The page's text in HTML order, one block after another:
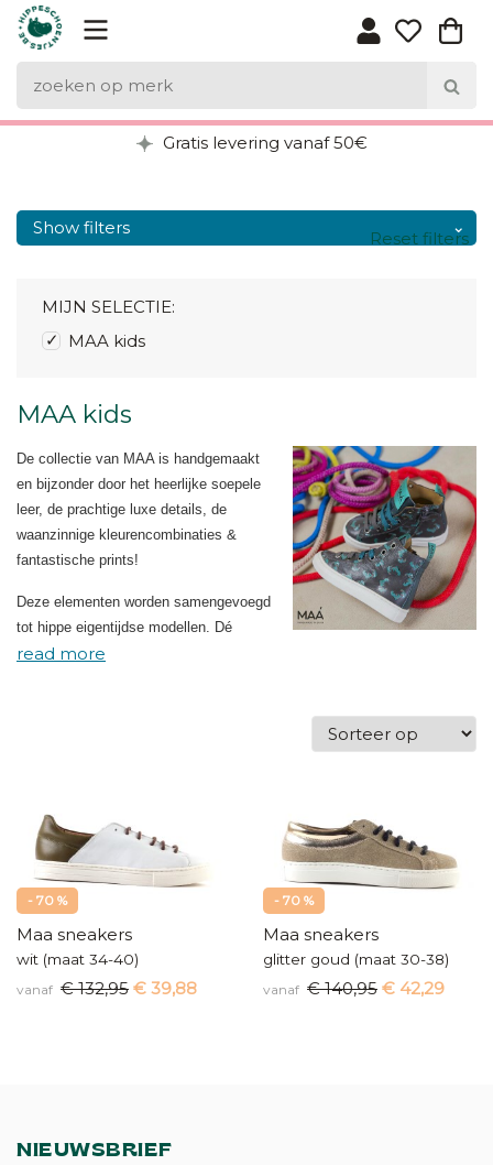
Gratis levering vanaf 50€
Show filters
MAA kids
De collectie van MAA is handgemaakt
en bijzonder door het heerlijke soepele
leer, de prachtige luxe details, de
waanzinnige kleurencombinaties &
fantastische prints!
Deze elementen worden samengevoegd
tot hippe eigentijdse modellen. Dé
perfecte kinderschoen voor kids met
MIJN SELECTIE:
MAA kids
Reset filters
- 70 %
Maa sneakers
wit (maat 34-40)
vanaf € 132,95 € 39,88
- 70 %
Maa sneakers
glitter goud (maat 30-38)
vanaf € 140,95 € 42,29
NIEUWSBRIEF